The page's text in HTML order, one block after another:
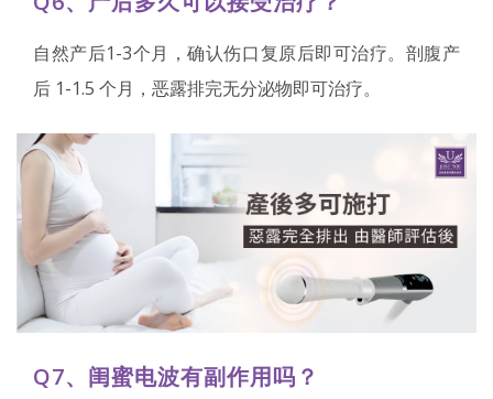
自然产后1-3个月，确认伤口复原后即可治疗。剖腹产
后 1-1.5 个月，恶露排完无分泌物即可治疗。
Q7、闺蜜电波有副作用吗？